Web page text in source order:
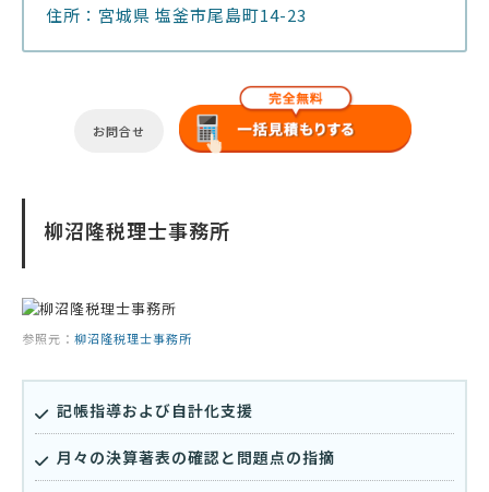
住所：宮城県 塩釜市尾島町14-23
お問合せ
柳沼隆税理士事務所
参照元： 柳沼隆税理士事務所
記帳指導および自計化支援
月々の決算著表の確認と問題点の指摘